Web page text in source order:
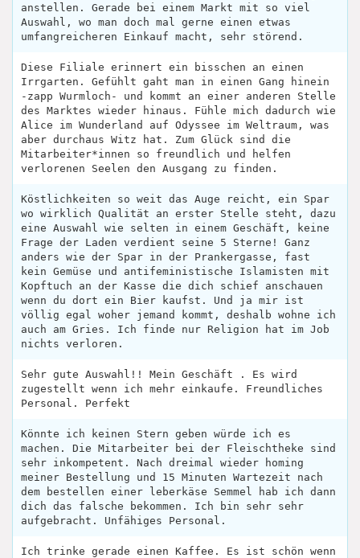
anstellen. Gerade bei einem Markt mit so viel
Auswahl, wo man doch mal gerne einen etwas
umfangreicheren Einkauf macht, sehr störend.
Diese Filiale erinnert ein bisschen an einen
Irrgarten. Gefühlt gaht man in einen Gang hinein
-zapp Wurmloch- und kommt an einer anderen Stelle
des Marktes wieder hinaus. Fühle mich dadurch wie
Alice im Wunderland auf Odyssee im Weltraum, was
aber durchaus Witz hat. Zum Glück sind die
Mitarbeiter*innen so freundlich und helfen
verlorenen Seelen den Ausgang zu finden.
Köstlichkeiten so weit das Auge reicht, ein Spar
wo wirklich Qualität an erster Stelle steht, dazu
eine Auswahl wie selten in einem Geschäft, keine
Frage der Laden verdient seine 5 Sterne! Ganz
anders wie der Spar in der Prankergasse, fast
kein Gemüse und antifeministische Islamisten mit
Kopftuch an der Kasse die dich schief anschauen
wenn du dort ein Bier kaufst. Und ja mir ist
völlig egal woher jemand kommt, deshalb wohne ich
auch am Gries. Ich finde nur Religion hat im Job
nichts verloren.
Sehr gute Auswahl!! Mein Geschäft . Es wird
zugestellt wenn ich mehr einkaufe. Freundliches
Personal. Perfekt
Könnte ich keinen Stern geben würde ich es
machen. Die Mitarbeiter bei der Fleischtheke sind
sehr inkompetent. Nach dreimal wieder homing
meiner Bestellung und 15 Minuten Wartezeit nach
dem bestellen einer leberkäse Semmel hab ich dann
dich das falsche bekommen. Ich bin sehr sehr
aufgebracht. Unfähiges Personal.
Ich trinke gerade einen Kaffee. Es ist schön wenn